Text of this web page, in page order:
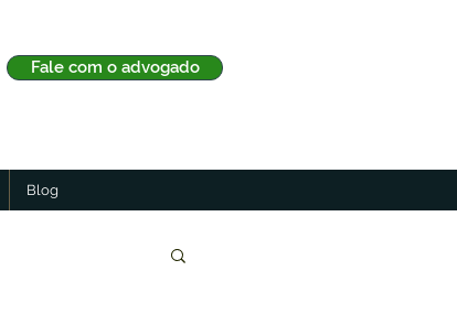
Fale com o advogado
Blog